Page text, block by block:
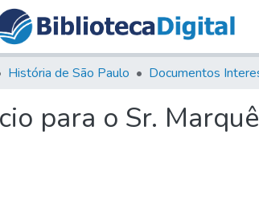
História de São Paulo Documentos
para o Sr.